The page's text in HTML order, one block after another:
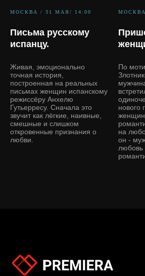
МОСКВА / 31 МАЯ/ 14:00
Письма русскому
испанцу.
Живая, эмоционально
точная история,
построенная на реальных
письмах женщин испанскому
режиссёру Анхелю
Гутьерресу. Сначала это
звучит как лёгкие, наивные,
смешные и слишком
откровенные признания о
любви.
По
нового
на
он -
любовь